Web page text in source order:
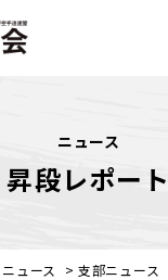
ニュース
昇段レポート
ニュース >支部ニュース